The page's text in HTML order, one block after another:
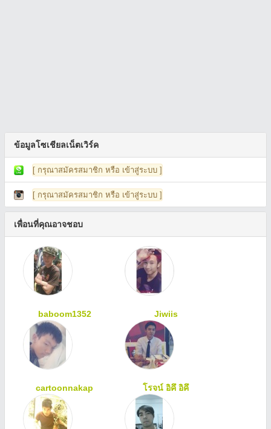
ข้อมูลโซเชียลเน็ตเวิร์ค
[ กรุณาสมัครสมาชิก หรือ เข้าสู่ระบบ ]
[ กรุณาสมัครสมาชิก หรือ เข้าสู่ระบบ ]
เพื่อนที่คุณอาจชอบ
baboom1352 Jiwiis
cartoonnakap โรจน์ อิคึ อิคึ